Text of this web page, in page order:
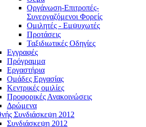
Οργάνωση-Επιτροπές-
Συνεργαζόμενοι Φορείς
Ομιλητές - Εμψυχωτές
Προτάσεις
Ταξιδιωτικές Οδηγίες
Εγγραφές
Πρόγραμμα
Εργαστήρια
Ομάδες Εργασίας
Κεντρικές ομιλίες
Προφορικές Ανακοινώσεις
Δρώμενα
Συνδιάσκεψη 2012
Συνδιάσκεψη 2012